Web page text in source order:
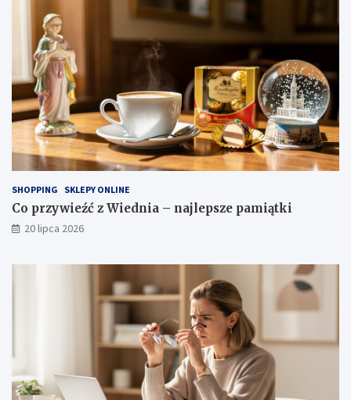
SHOPPING SKLEPY ONLINE
Co przywieźć z Wiednia – najlepsze pamiątki
20 lipca 2026